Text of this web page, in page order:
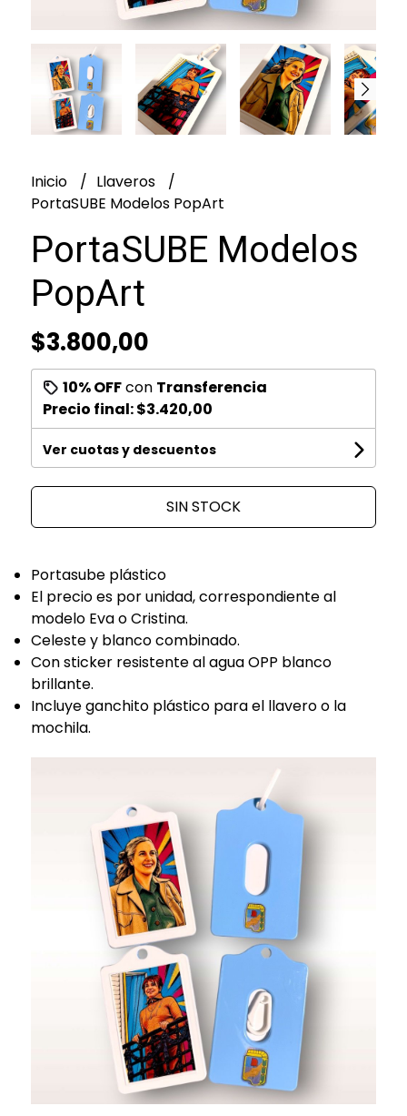
Inicio
Llaveros
PortaSUBE Modelos PopArt
PortaSUBE Modelos
PopArt
$3.800,00
10% OFFcon Transferencia
Precio final:$3.420,00
Ver cuotas y descuentos
SIN STOCK
Portasube plástico
El precio es por unidad, correspondiente al
modelo Eva o Cristina.
Celeste y blanco combinado.
Con sticker resistente al agua OPP blanco
brillante.
Incluye ganchito plástico para el llavero o la
mochila.